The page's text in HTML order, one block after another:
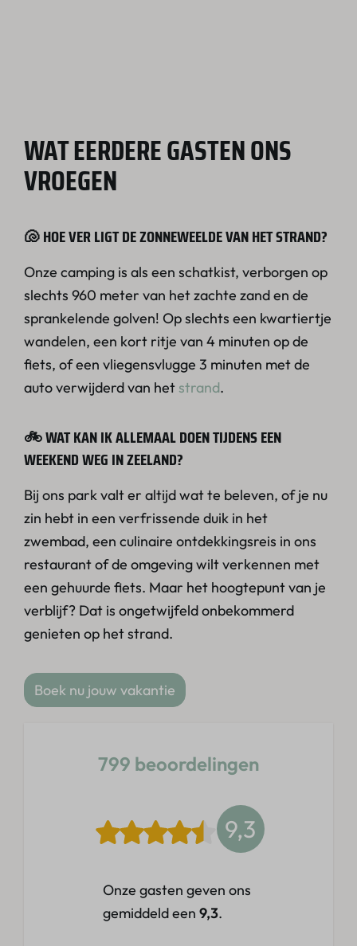
WAT EERDERE GASTEN ONS
VROEGEN
🐚 HOE VER LIGT DE ZONNEWEELDE VAN HET STRAND?
Onze camping is als een schatkist, verborgen op
slechts 960 meter van het zachte zand en de
sprankelende golven! Op slechts een kwartiertje
wandelen, een kort ritje van 4 minuten op de
fiets, of een vliegensvlugge 3 minuten met de
auto verwijderd van het strand.
🚲 WAT KAN IK ALLEMAAL DOEN TIJDENS EEN
WEEKEND WEG IN ZEELAND?
Bij ons park valt er altijd wat te beleven, of je nu
zin hebt in een verfrissende duik in het
zwembad, een culinaire ontdekkingsreis in ons
restaurant of de omgeving wilt verkennen met
een gehuurde fiets. Maar het hoogtepunt van je
verblijf? Dat is ongetwijfeld onbekommerd
genieten op het strand.
Boek nu jouw vakantie
799 beoordelingen
9,3
Onze gasten geven ons
gemiddeld een 9,3.